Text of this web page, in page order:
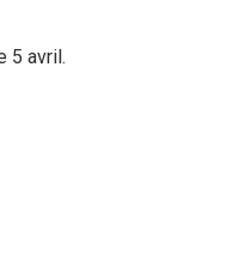
5 avril.